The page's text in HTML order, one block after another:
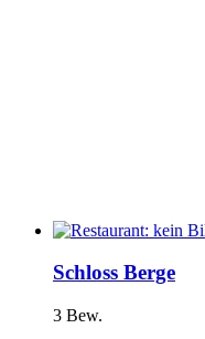
Schloss Berge
3 Bew.